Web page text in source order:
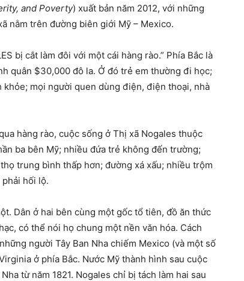
and Poverty) xuất bản năm 2012, với những
nằm trên đường biên giới Mỹ – Mexico.
bị cắt làm đôi với một cái hàng rào.” Phía Bắc là
quân $30,000 đô la. Ở đó trẻ em thường đi học;
mọi người quen dùng điện, điện thoại, nhà
hàng rào, cuộc sống ở Thị xã Nogales thuộc
ba bên Mỹ; nhiều đứa trẻ không đến trường;
trung bình thấp hơn; đường xá xấu; nhiều trộm
hối lộ.
Dân ở hai bên cùng một gốc tổ tiên, đồ ăn thức
có thể nói họ chung một nền văn hóa. Cách
người Tây Ban Nha chiếm Mexico (và một số
ở phía Bắc. Nước Mỹ thành hình sau cuộc
từ năm 1821. Nogales chỉ bị tách làm hai sau